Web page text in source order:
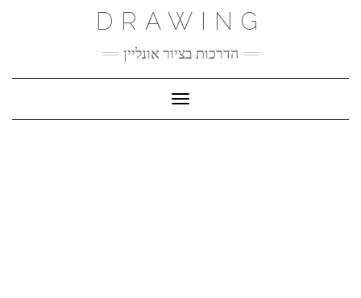
DRAWING
הדרכות בציור אונליין
Toggle Navigation